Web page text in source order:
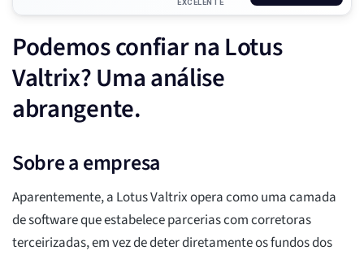
EXCELENTE
Podemos confiar na Lotus
Valtrix? Uma análise
abrangente.
Sobre a empresa
Aparentemente, a Lotus Valtrix opera como uma camada
de software que estabelece parcerias com corretoras
terceirizadas, em vez de deter diretamente os fundos dos